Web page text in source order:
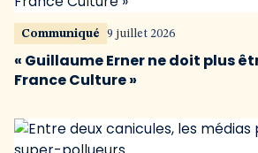
Communiqué 9 juillet 2026
« Guillaume Erner ne doit plus
France Culture »